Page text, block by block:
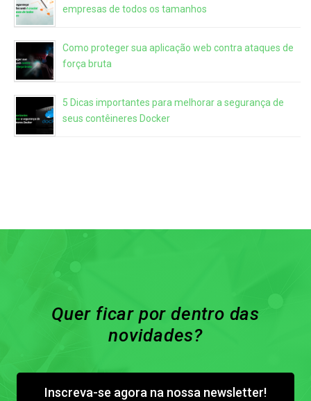
empresas de todos os tamanhos
Como proteger sua aplicação web contra ataques de
força bruta
5 Dicas importantes para melhorar a segurança de
seus contêineres Docker
Quer ficar por dentro das
novidades?
Inscreva-se agora na nossa newsletter!